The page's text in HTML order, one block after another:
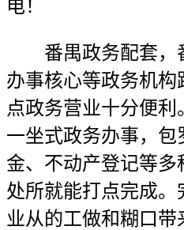
电！
番禺政务配套，
办事核心等政务机
点政务营业十分便
一坐式政务办事，
金、不动产登记等
处所就能打点完成
业从的工做和糊口